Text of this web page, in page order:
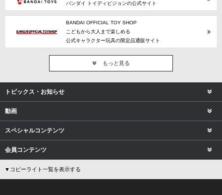
バンダイ トイディビジョンの公式サイト
BANDAI OFFICIAL TOY SHOP
こどもから大人まで楽しめる
公式キャラクター玩具の限定品通販サイト
もっと見る
トピックス・お知らせ
動画
スペシャルコンテンツ
会員コンテンツ
▼コピーライト一覧を表示する